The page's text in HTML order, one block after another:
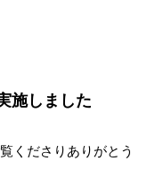
施しました
くださりありがとう